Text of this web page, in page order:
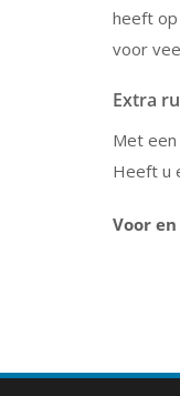
heeft
voor
Extra
Met
Heeft u
Voor